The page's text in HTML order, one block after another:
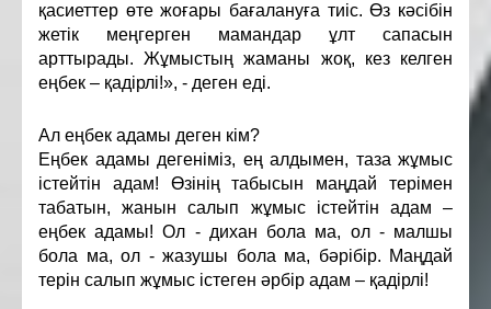
қасиеттер өте жоғары бағалануға тиіс. Өз кәсібін
жетік меңгерген мамандар ұлт сапасын
арттырады. Жұмыстың жаманы жоқ, кез келген
еңбек – қадірлі!», - деген еді.
Ал еңбек адамы деген кім?
Еңбек адамы дегеніміз, ең алдымен, таза жұмыс
істейтін адам! Өзінің табысын маңдай терімен
табатын, жанын салып жұмыс істейтін адам –
еңбек адамы! Ол - дихан бола ма, ол - малшы
бола ма, ол - жазушы бола ма, бәрібір. Маңдай
терін салып жұмыс істеген әрбір адам – қадірлі!